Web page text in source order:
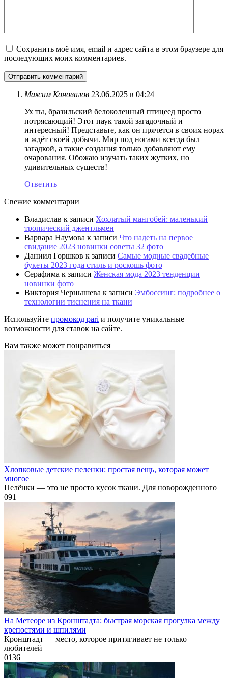
Сохранить моё имя, email и адрес сайта в этом браузере для
последующих моих комментариев.
Максим Коновалов 23.06.2025 в 04:24
Ух ты, бразильский белоколенный птицеед просто
потрясающий! Этот паук такой загадочный и
интересный! Представьте, как он прячется в своих норах
и ждёт своей добычи. Мир под ногами всегда был
загадкой, а такие создания только добавляют ему
очарования. Обожаю изучать таких жутких, но
удивительных существ!
Ответить
Свежие комментарии
Владислав к записи Хохлатый мангобей: маленький
тропический джентльмен
Варвара Наумова к записи Что надеть на первое
свидание 2023 новинки советы 32 фото
Даниил Горшков к записи Самые модные свадебные
букеты 2023 года стиль и роскошь фото
Серафима к записи Женская мода 2023 тенденции
новинки фото
Виктория Чернышева к записи Эмбоссинг: подробнее о
технологии тиснения на ткани
Используйте промокод pari и получите уникальные
возможности для ставок на сайте.
Вам также может понравиться
Хлопковые детские пеленки: простая вещь, которая может
многое
Пелёнки — это не просто кусок ткани. Для новорожденного
091
На Метеоре из Кронштадта: быстрая морская прогулка между
крепостями и шпилями
Кронштадт — место, которое притягивает не только
любителей
0136